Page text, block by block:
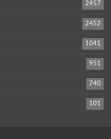
2457
2452
1041
951
740
101